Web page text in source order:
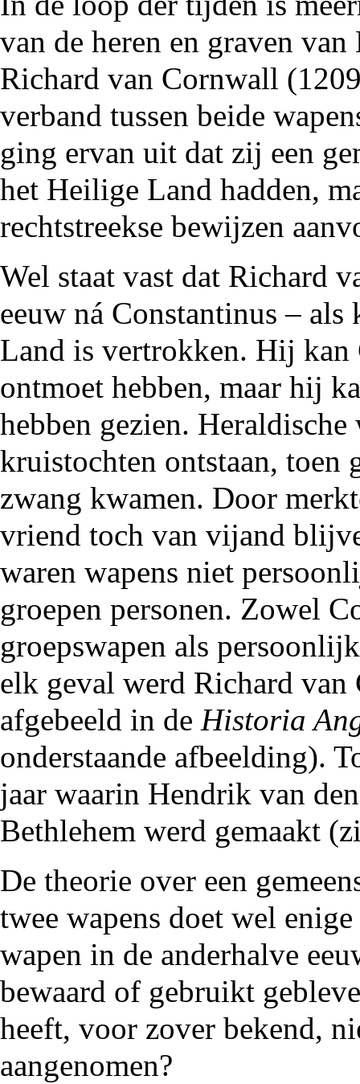
van de heren en graven
Richard van Cornwall (
verband tussen beide
ging ervan uit dat zij een
het Heilige Land hadden,
rechtstreekse bewijzen
Wel staat vast dat Richard
eeuw ná Constantinus –
Land is vertrokken. Hij kan
ontmoet hebben, maar hij
hebben gezien.
kruistochten ontstaan, toen
zwang kwamen. Door
vriend toch van vijand
waren wapens niet
groepen personen. Zowel
groepswapen als
elk geval werd Richard
afgebeeld in de Historia
onderstaande afbeelding).
jaar waarin Hendrik van
Bethlehem werd gemaakt
De theorie over een
twee wapens doet wel
wapen in de anderhalve
bewaard of gebruikt
heeft, voor zover bekend,
aangenomen?